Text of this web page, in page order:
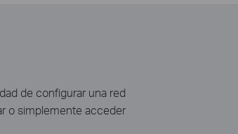
de configurar una red
o simplemente acceder